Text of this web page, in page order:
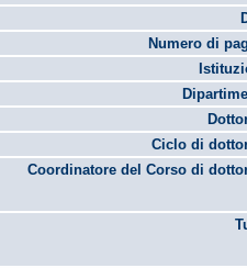
Numero di
Ciclo di
Coordinatore del Corso di